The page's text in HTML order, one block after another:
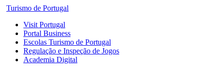
Turismo de Portugal
Visit Portugal
Portal Business
Escolas Turismo de Portugal
Regulação e Inspeção de Jogos
Academia Digital